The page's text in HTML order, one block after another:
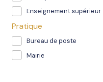
Enseignement supérieur
Pratique
Bureau de poste
Mairie